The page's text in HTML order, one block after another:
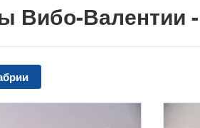
Вибо-Валентии